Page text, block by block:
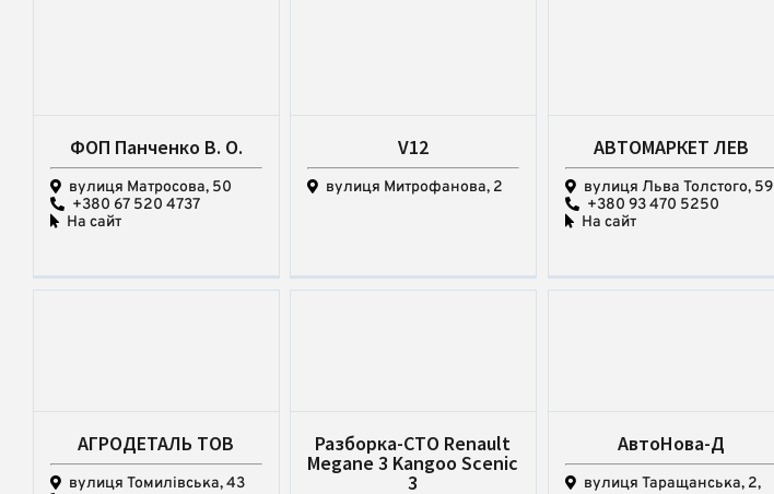
ФОП Панченко В. О.
вулиця Матросова, 50
+380 67 520 4737
На сайт
V12
вулиця Митрофанова, 2
АВТОМАРКЕТ ЛЕВ
вулиця Льва Толстого, 59
+380 93 470 5250
На сайт
АГРОДЕТАЛЬ ТОВ
вулиця Томилівська, 43
Разборка-СТО Renault
Megane 3 Kangoo Scenic
3
АвтоНова-Д
вулиця Таращанська, 2,